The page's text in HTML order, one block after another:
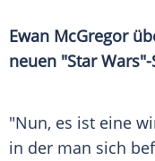
Ewan McGregor
neuen "Star Wars
"Nun, es ist eine
in der man sich